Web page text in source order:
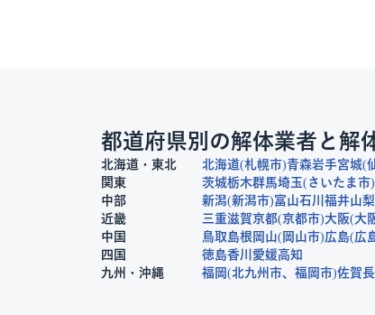
都道府県別の解体業者と解
北海道・東北 北海道 札幌市 青森岩手宮城
関東
茨城栃木群馬埼玉 さいたま市
中部
新潟 新潟市 富山石川 福井山梨
近畿
三重滋賀京都 京都市 大阪 大
中国
鳥取島根 岡山 岡山市 広島 広
四国
徳島香川 愛媛高知
九州・沖縄
福岡 北九州市 福岡市 佐賀